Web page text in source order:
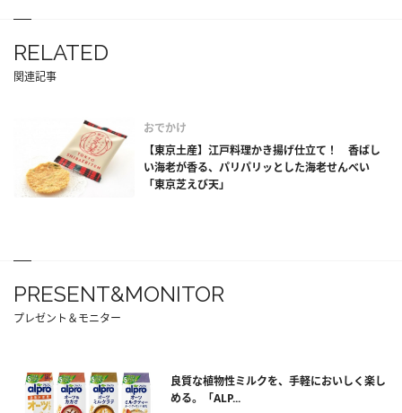
RELATED
関連記事
おでかけ
【東京土産】江戸料理かき揚げ仕立て！ 香ばし
い海老が香る、パリパリッとした海老せんべい
「東京芝えび天」
PRESENT&MONITOR
プレゼント＆モニター
良質な植物性ミルクを、手軽においしく楽し
める。「ALP...